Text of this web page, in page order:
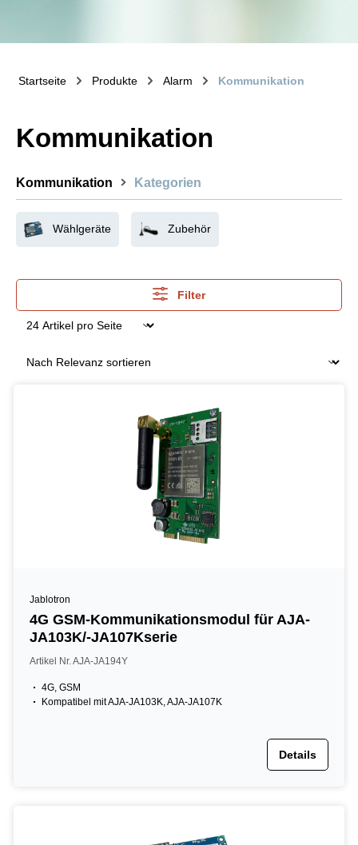
Startseite Produkte Alarm Kommunikation
Kommunikation
Kommunikation Kategorien
Wählgeräte Zubehör
Filter
Jablotron
4G GSM-Kommunikationsmodul für AJA-
JA103K/-JA107Kserie
Artikel Nr. AJA-JA194Y
4G, GSM
Kompatibel mit AJA-JA103K, AJA-JA107K
Details